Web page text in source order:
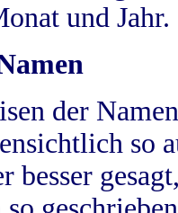
und Jahr.
der
so
besser